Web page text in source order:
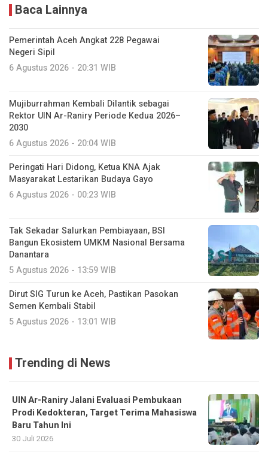
Baca Lainnya
Pemerintah Aceh Angkat 228 Pegawai
Negeri Sipil
6 Agustus 2026 - 20:31 WIB
Mujiburrahman Kembali Dilantik sebagai
Rektor UIN Ar-Raniry Periode Kedua 2026–
2030
6 Agustus 2026 - 20:04 WIB
Peringati Hari Didong, Ketua KNA Ajak
Masyarakat Lestarikan Budaya Gayo
6 Agustus 2026 - 00:23 WIB
Tak Sekadar Salurkan Pembiayaan, BSI
Bangun Ekosistem UMKM Nasional Bersama
Danantara
5 Agustus 2026 - 13:59 WIB
Dirut SIG Turun ke Aceh, Pastikan Pasokan
Semen Kembali Stabil
5 Agustus 2026 - 13:01 WIB
Trending di News
UIN Ar-Raniry Jalani Evaluasi Pembukaan
Prodi Kedokteran, Target Terima Mahasiswa
Baru Tahun Ini
30 Juli 2026